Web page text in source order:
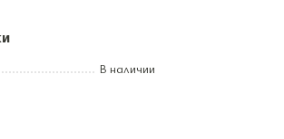
В наличии